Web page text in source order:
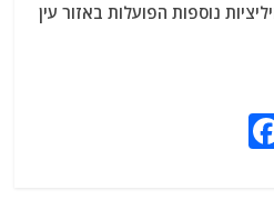
נוספות הפועלות באזור עין